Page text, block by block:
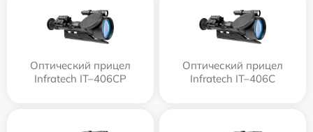
Оптический прицел
Infratech IT–406СP
Оптический прицел
Infratech IT–406С